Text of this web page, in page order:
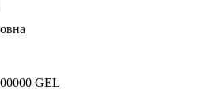
GEL